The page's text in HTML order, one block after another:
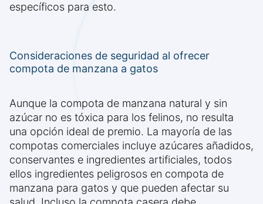
específicos para esto.
Consideraciones de seguridad al ofrecer
compota de manzana a gatos
Aunque la compota de manzana natural y sin
azúcar no es tóxica para los felinos, no resulta
una opción ideal de premio. La mayoría de las
compotas comerciales incluye azúcares añadidos,
conservantes e ingredientes artificiales, todos
ellos ingredientes peligrosos en compota de
manzana para gatos y que pueden afectar su